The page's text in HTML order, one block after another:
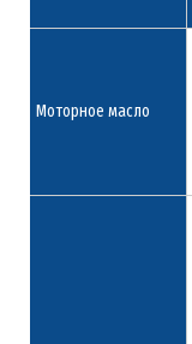
Моторное масло